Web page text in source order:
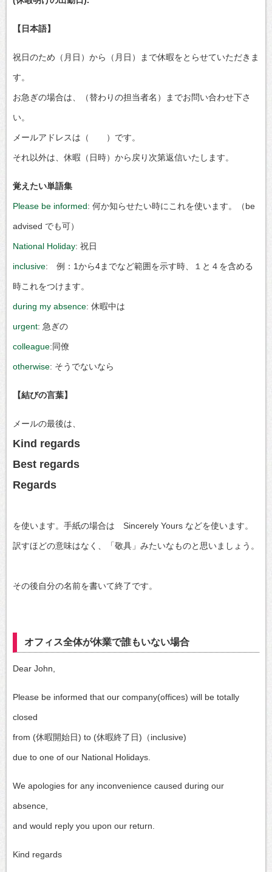
【日本語】
祝日のため（月日）から（月日）まで休暇をとらせていただきま
す。
お急ぎの場合は、（替わりの担当者名）までお問い合わせ下さ
い。
メールアドレスは（ ）です。
それ以外は、休暇（日時）から戻り次第返信いたします。
覚えたい単語集
Please be informed: 何か知らせたい時にこれを使います。（be
advised でも可）
National Holiday: 祝日
inclusive: 例：1から4までなど範囲を示す時、１と４を含める
時これをつけます。
during my absence: 休暇中は
urgent: 急ぎの
colleague:同僚
otherwise: そうでないなら
【結びの言葉】
メールの最後は、
Kind regards
Best regards
Regards
を使います。手紙の場合は Sincerely Yours などを使います。
訳すほどの意味はなく、「敬具」みたいなものと思いましょう。
その後自分の名前を書いて終了です。
オフィス全体が休業で誰もいない場合
Dear John,
Please be informed that our company(offices) will be totally
closed
from (休暇開始日) to (休暇終了日)（inclusive)
due to one of our National Holidays.
We apologies for any inconvenience caused during our
absence,
and would reply you upon our return.
Kind regards